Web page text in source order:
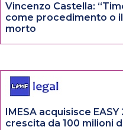
Vincenzo Castella:
come procedimento o
morto
IMESA acquisisce
crescita da 100 milioni